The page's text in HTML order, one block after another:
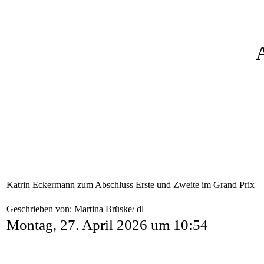
Katrin Eckermann zum Abschluss Erste und Zweite im Grand Prix
Geschrieben von: Martina Brüske/ dl
Montag, 27. April 2026 um 10:54